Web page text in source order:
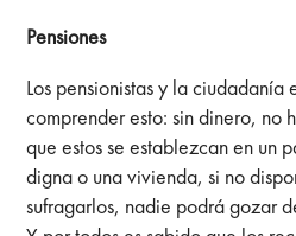
Pensiones
Los pensionistas y la ciudadanía
comprender esto: sin dinero, no
que estos se establezcan en un
digna o una vivienda, si no
sufragarlos, nadie podrá gozar